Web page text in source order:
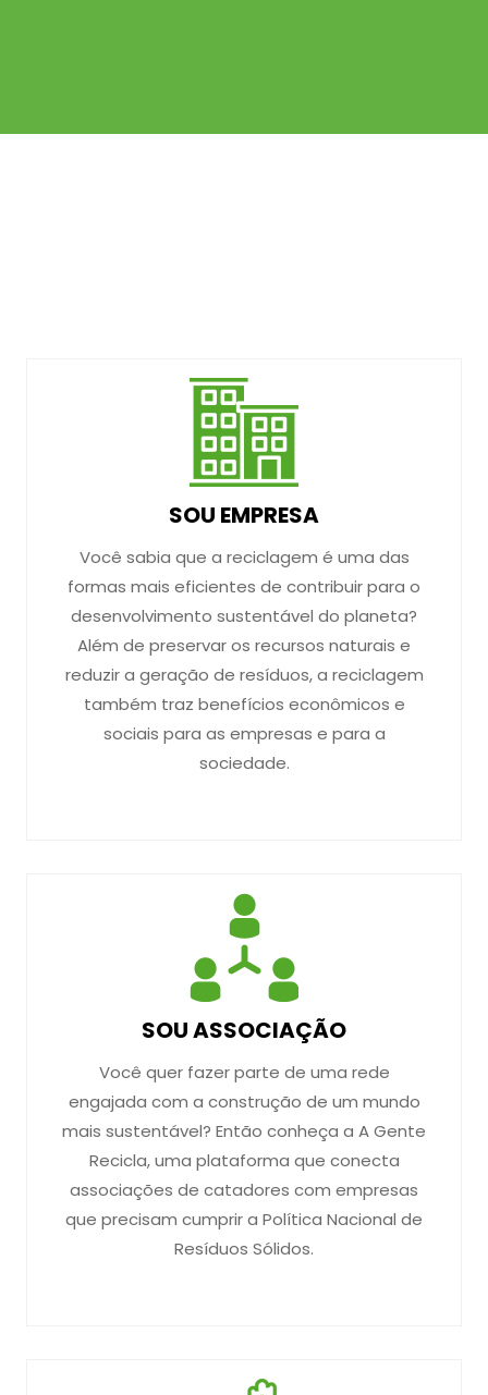
SOU EMPRESA
Você sabia que a reciclagem é uma das
formas mais eficientes de contribuir para o
desenvolvimento sustentável do planeta?
Além de preservar os recursos naturais e
reduzir a geração de resíduos, a reciclagem
também traz benefícios econômicos e
sociais para as empresas e para a
sociedade.
SOU ASSOCIAÇÃO
Você quer fazer parte de uma rede
engajada com a construção de um mundo
mais sustentável? Então conheça a A Gente
Recicla, uma plataforma que conecta
associações de catadores com empresas
que precisam cumprir a Política Nacional de
Resíduos Sólidos.